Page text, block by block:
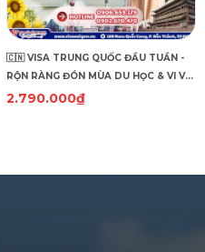
🇨🇳 VISA TRUNG QUỐC ĐẦU TUẦN -
RỘN RÀNG ĐÓN MÙA DU HỌC & VI VU
DU LỊCH! 🇨🇳
2.790.000₫